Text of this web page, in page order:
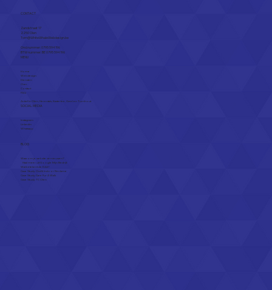
CONTACT
Zandstraat 17
2250 Olen​
Tom@WhiteWhaleWebdesign.be
Ond.nummer: 0795 594 196
BTW nummer: BE 0795 594 196
MENU
Home
Webdesign
Diensten
Over
Contact
FAQ
Actief inOlen ,Herentals ,Kasterlee ,Geelen Turnhout
SOCIAL MEDIA
Instagram
Linkedin
Whatsapp
BLOG
Waarom je website vernieuwen?
Haal meer uit Google Mijn Bedrijf.
Wat betekent de EAA?
Case Study: Out & Indoor Reclame
Case Study: Care Fur A Walk
Case Study: TC Olen